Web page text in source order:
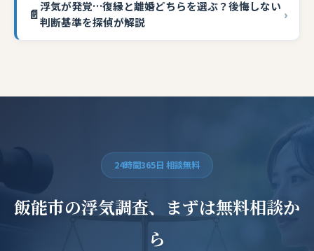
📄浮気が発覚…復縁と離婚どちらを選ぶ？後悔しない
判断基準を探偵が解説
›
24時間365日 相談無料
飯能市の浮気調査、まずは無料相談か
ら